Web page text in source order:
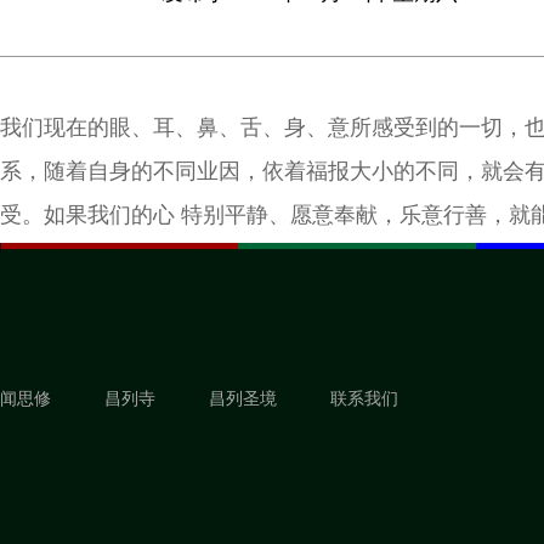
我们现在的眼、耳、鼻、舌、身、意所感受到的一切，
系，随着自身的不同业因，依着福报大小的不同，就会
受。如果我们的心 特别平静、愿意奉献，乐意行善，就
闻思修 昌列寺 昌列圣境 联系我们